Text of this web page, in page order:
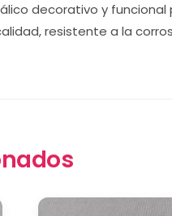
decorativo y
resistente a la